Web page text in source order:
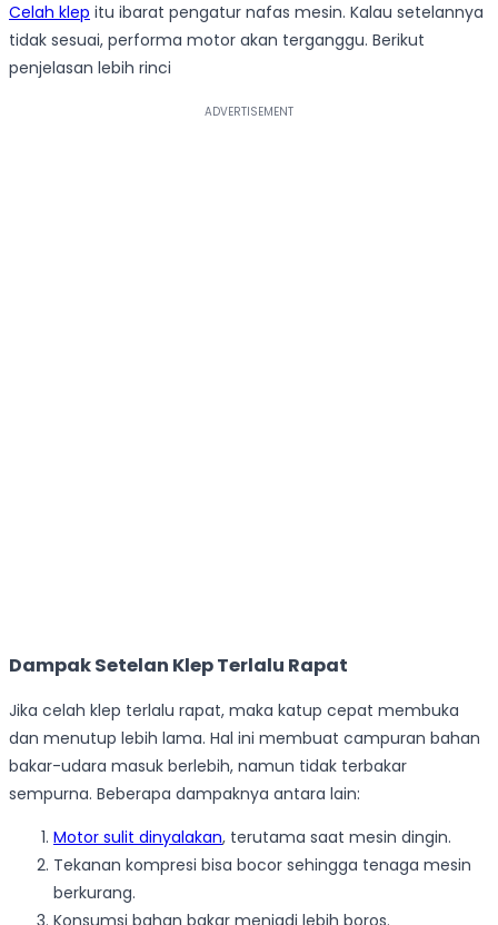
Celah klep itu ibarat pengatur nafas mesin. Kalau setelannya
tidak sesuai, performa motor akan terganggu. Berikut
penjelasan lebih rinci
Dampak Setelan Klep Terlalu Rapat
Jika celah klep terlalu rapat, maka katup cepat membuka
dan menutup lebih lama. Hal ini membuat campuran bahan
bakar-udara masuk berlebih, namun tidak terbakar
sempurna. Beberapa dampaknya antara lain:
Motor sulit dinyalakan, terutama saat mesin dingin.
Tekanan kompresi bisa bocor sehingga tenaga mesin
berkurang.
Konsumsi bahan bakar menjadi lebih boros.